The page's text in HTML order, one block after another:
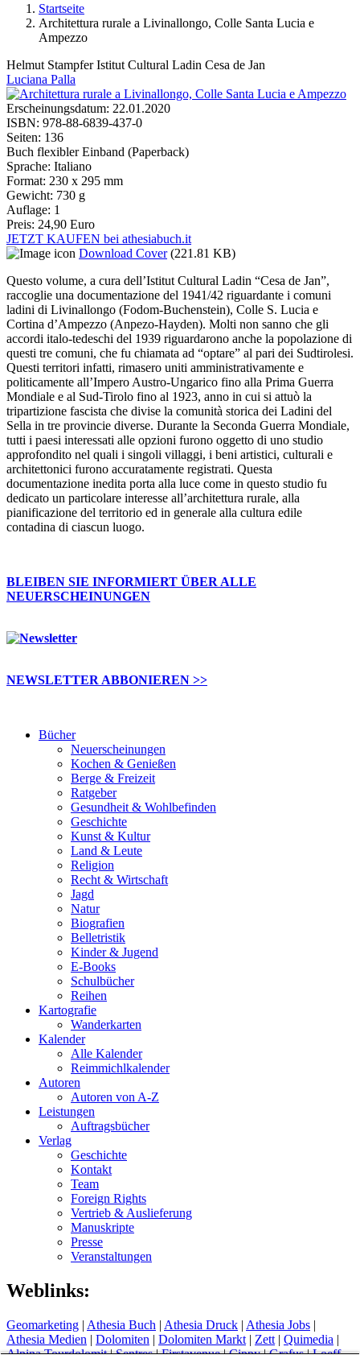
Sie sind hier
Startseite
Architettura rurale a Livinallongo, Colle Santa Lucia e
Ampezzo
Helmut Stampfer Istitut Cultural Ladin Cesa de Jan
Luciana Palla
Erscheinungsdatum: 22.01.2020
ISBN: 978-88-6839-437-0
Seiten: 136
Buch flexibler Einband (Paperback)
Sprache: Italiano
Format: 230 x 295 mm
Gewicht: 730 g
Auflage: 1
Preis: 24,90 Euro
JETZT KAUFEN bei athesiabuch.it
Download Cover (221.81 KB)
Questo volume, a cura dell’Istitut Cultural Ladin “Cesa de Jan”,
raccoglie una documentazione del 1941/42 riguardante i comuni
ladini di Livinallongo (Fodom-Buchenstein), Colle S. Lucia e
Cortina d’Ampezzo (Anpezo-Hayden). Molti non sanno che gli
accordi italo-tedeschi del 1939 riguardarono anche la popolazione di
questi tre comuni, che fu chiamata ad “optare” al pari dei Sudtirolesi.
Questi territori infatti, rimasero uniti amministrativamente e
politicamente all’Impero Austro-Ungarico fino alla Prima Guerra
Mondiale e al Sud-Tirolo fino al 1923, anno in cui si attuò la
tripartizione fascista che divise la comunità storica dei Ladini del
Sella in tre provincie diverse. Durante la Seconda Guerra Mondiale,
tutti i paesi interessati alle opzioni furono oggetto di uno studio
approfondito nel quali i singoli villaggi, i beni artistici, culturali e
architettonici furono accuratamente registrati. Questa
documentazione inedita porta alla luce come in questo studio fu
dedicato un particolare interesse all’architettura rurale, alla
pianificazione del territorio ed in generale alla cultura edile
contadina di ciascun luogo.
BLEIBEN SIE INFORMIERT ÜBER ALLE
NEUERSCHEINUNGEN
NEWSLETTER ABBONIEREN >>
Bücher
Neuerscheinungen
Kochen & Genießen
Berge & Freizeit
Ratgeber
Gesundheit & Wohlbefinden
Geschichte
Kunst & Kultur
Land & Leute
Religion
Recht & Wirtschaft
Jagd
Natur
Biografien
Belletristik
Kinder & Jugend
E-Books
Schulbücher
Reihen
Kartografie
Wanderkarten
Kalender
Alle Kalender
Reimmichlkalender
Autoren
Autoren von A-Z
Leistungen
Auftragsbücher
Verlag
Geschichte
Kontakt
Team
Foreign Rights
Vertrieb & Auslieferung
Manuskripte
Presse
Veranstaltungen
Weblinks:
Geomarketing | Athesia Buch | Athesia Druck | Athesia Jobs |
Athesia Medien | Dolomiten | Dolomiten Markt | Zett | Quimedia |
Alpina Tourdolomit|Sentres|Firstavenue|Cippy|Grafus|Loeff